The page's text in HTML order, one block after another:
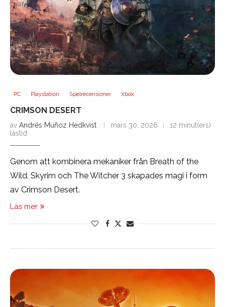
PC Playstation Spelrecensioner Xbox
CRIMSON DESERT
av Andrés Muñoz Hedkvist mars 30, 2026
12 minut(ers)
lästid
Genom att kombinera mekaniker från Breath of the
Wild, Skyrim och The Witcher 3 skapades magi i form
av Crimson Desert.
Läs mer